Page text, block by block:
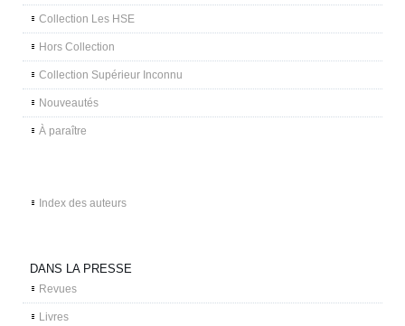
Collection Les HSE
Hors Collection
Collection Supérieur Inconnu
Nouveautés
À paraître
Index des auteurs
DANS LA PRESSE
Revues
Livres